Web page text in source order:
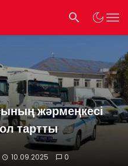
жәрмеңкесі
тартты
10.09.2025 0